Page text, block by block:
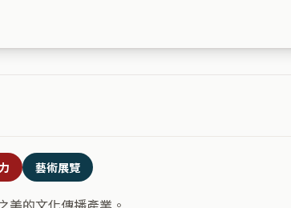
藝術展覽